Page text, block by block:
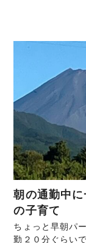
朝の通勤中
の子育て
ちょっと早朝パ
勤２０分ぐらい